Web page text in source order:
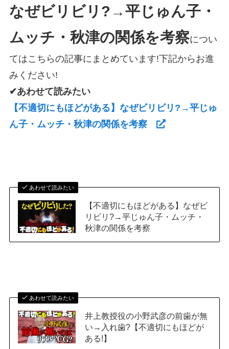
なぜビリビリ?→平じゅん子・
ムッチ・秋津の関係を考察につい
てはこちらの記事にまとめています!下記からお進
みください!
✔あわせて読みたい
【不適切にもほどがある】なぜビリビリ?→平じゅ
ん子・ムッチ・秋津の関係を考察
あわせて読みたい
【不適切にもほどがある】なぜビ
リビリ?→平じゅん子・ムッチ・
秋津の関係を考察
あわせて読みたい
井上教授役の小野武彦の前歯が無
い→入れ歯?【不適切にもほどが
ある!】